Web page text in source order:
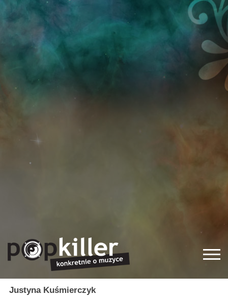
Justyna Kuśmierczyk